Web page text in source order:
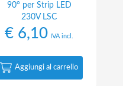
90° per Strip LED
230V LSC
€ 6,10 IVA incl.
Aggiungi al carrello